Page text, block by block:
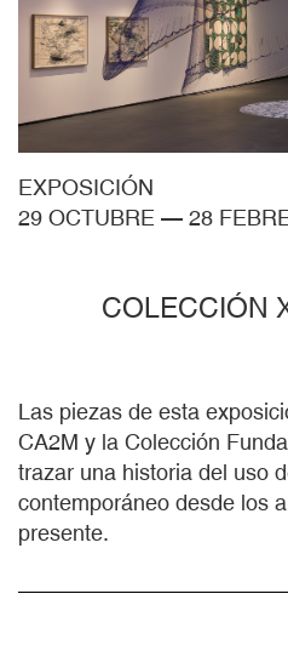
EXPOSICIÓN
29 OCTUBRE — 28
COLECCIÓN
Las piezas de esta
CA2M y la Colección
trazar una historia del uso
contemporáneo desde los
presente.